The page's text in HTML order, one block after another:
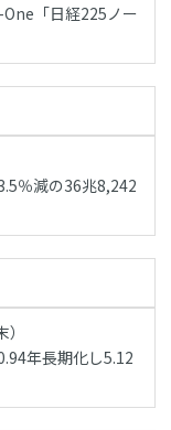
「日経225ノー
％減の36兆8,242
年長期化し5.12